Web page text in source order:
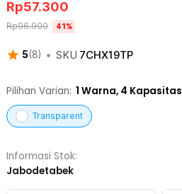
5(8) • SKU 7CHX19TP
Rp57.300
Rp96.900 41%
Pilihan Varian: 1 Warna, 4 Kapasitas
Transparent
Informasi Stok:
Jabodetabek